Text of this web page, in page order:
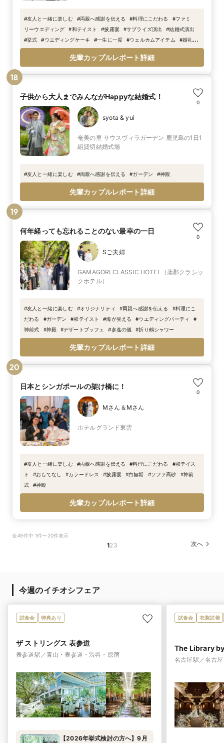
#友人と一緒に楽しむ #両親へ感謝を伝える #料理にこだわる #ファミ
リーウエディング
#和テイスト #披露宴 #サプライズ演出 #結婚式演出
#挙式 #ウエディングケーキ #一生に一度 #ウェルカムアイテム #婚礼料
理
#神前式 #神殿 #thank #you
先輩カップルレポート詳細
18
子供から大人までみんながHappyな結婚式！
0
syota & yui
奄美の里 サウスヴィラガーデン 鹿児島の1日1
組貸切結婚式場
#友人と一緒に楽しむ #両親へ感謝を伝える #ガーデン #神殿
先輩カップルレポート詳細
19
何年経っても忘れることのない最幸の一日
0
Sご夫婦
GAMAGORI CLASSIC HOTEL（蒲郡クラシッ
クホテル）
#友人と一緒に楽しむ #オリジナリティ #両親へ感謝を伝える #料理にこ
だわる
#ガーデン #和テイスト #海が見える #ウエディングパーティ
#
神前式
#神殿 #デザートブッフェ #参進の儀 #折り鶴シャワー
先輩カップルレポート詳細
20
日本とシンガポールの架け橋に！
0
Mさん＆Mさん
ホテルグランド東雲
#友人と一緒に楽しむ #両親へ感謝を伝える #料理にこだわる #和テイス
ト
#おもてなし #カラードレス #披露宴 #白無垢 #ソファ高砂 #神前
式
#神殿
先輩カップルレポート詳細
全49件中 1件〜20件表示
123 次へ
今週のイチオシフェア
試食会 特典あり
ザ ストリングス 表参道
表参道駅／青山・表参道・渋谷・原宿
【2026年挙式検討の方へ】9月
試食会 衣装試着
The Library
名古屋駅／名古